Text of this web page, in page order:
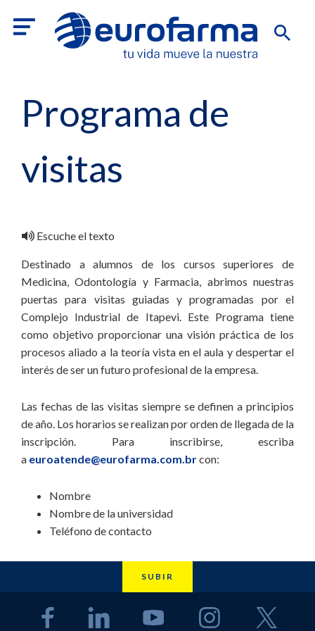
Programa de
visitas
Escuche el texto
Destinado a alumnos de los cursos superiores de
Medicina, Odontología y Farmacia, abrimos nuestras
puertas para visitas guiadas y programadas por el
Complejo Industrial de Itapevi. Este Programa tiene
como objetivo proporcionar una visión práctica de los
procesos aliado a la teoría vista en el aula y despertar el
interés de ser un futuro profesional de la empresa.
Las fechas de las visitas siempre se definen a principios
de año. Los horarios se realizan por orden de llegada de la
inscripción. Para inscribirse, escriba
a euroatende@eurofarma.com.brcon:
Nombre
Nombre de la universidad
Teléfono de contacto
SUBIR